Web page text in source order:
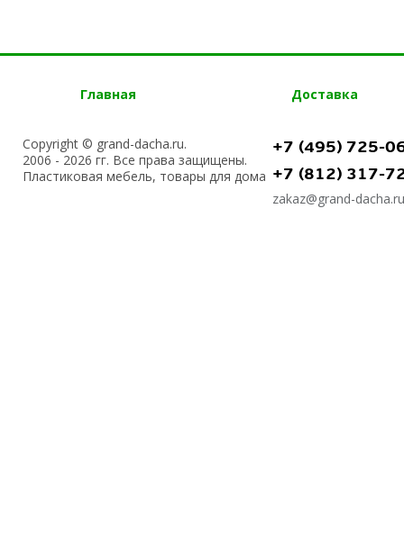
Главная Доставка
Copyright © grand-dacha.ru.
2006 - 2026 гг. Все права защищены.
Пластиковая мебель, товары для дома
+7 (495) 725-
+7 (812) 317-
zakaz@grand-dacha.ru